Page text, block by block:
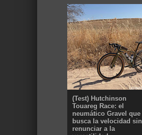
(Test) Hutchinson
Touareg Race: el
neumático Gravel que
busca la velocidad sin
renunciar a la